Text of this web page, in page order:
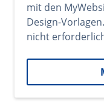
mit den
Design-
nicht